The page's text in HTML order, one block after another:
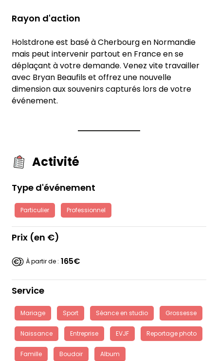
Rayon d'action
Holstdrone est basé à Cherbourg en Normandie
mais peut intervenir partout en France en se
déplaçant à votre demande. Venez vite travailler
avec Bryan Beaufils et offrez une nouvelle
dimension aux souvenirs capturés lors de votre
événement.
Activité
Type d'événement
Particulier Professionnel
Prix (en €)
À partir de : 165€
Service
Mariage Sport Séance en studio Grossesse
Naissance Entreprise EVJF Reportage photo
Famille Boudoir Album